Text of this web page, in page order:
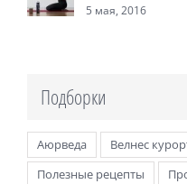
5 мая, 2016
Подборки
Аюрведа Велнес
Полезные рецепты